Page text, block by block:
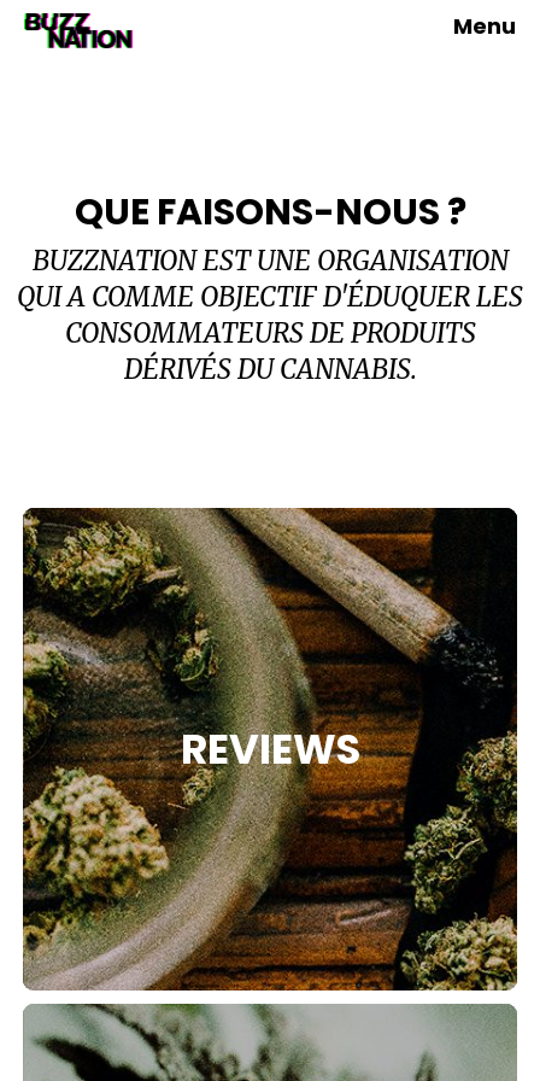
Menu
QUE FAISONS-NOUS ?
BUZZNATION EST UNE ORGANISATION
QUI A COMME OBJECTIF D'ÉDUQUER LES
CONSOMMATEURS DE PRODUITS
DÉRIVÉS DU CANNABIS.
REVIEWS